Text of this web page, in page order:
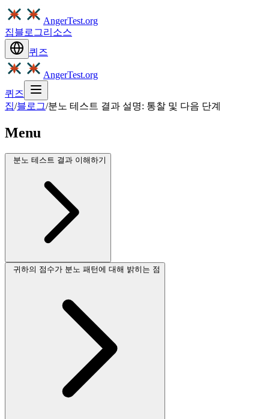
AngerTest.org
집블로그리소스
퀴즈
AngerTest.org
퀴즈
집/블로그/분노 테스트 결과 설명: 통찰 및 다음 단계
Menu
분노 테스트 결과 이해하기
귀하의 점수가 분노 패턴에 대해 밝히는 점